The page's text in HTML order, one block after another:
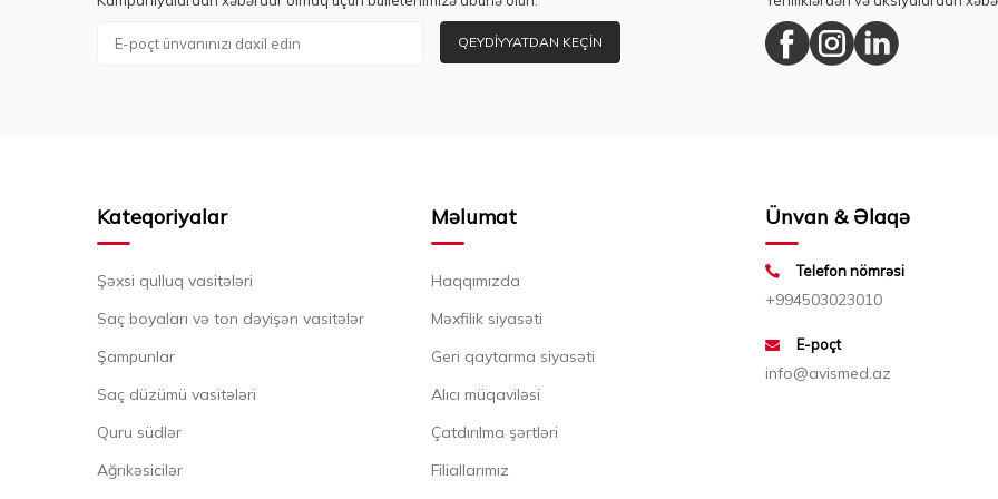
QEYDIYYATDAN KEÇIN
Kateqoriyalar
Şəxsi qulluq vasitələri
Saç boyaları və ton dəyişən vasitələr
Şampunlar
Saç düzümü vasitələri
Quru südlər
Ağrıkəsicilər
Məlumat
Haqqımızda
Məxfilik siyasəti
Geri qaytarma siyasəti
Alıcı müqaviləsi
Çatdırılma şərtləri
Filiallarımız
Ünvan & Əlaqə
Telefon nömrəsi
+994503023010
E-poçt
info@avismed.az